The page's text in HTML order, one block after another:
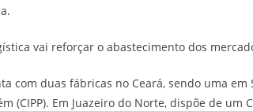
vai reforçar o abastecimento dos
com duas fábricas no Ceará, sendo uma em
(CIPP). Em Juazeiro do Norte, dispõe de um